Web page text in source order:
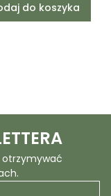
do koszyka
otrzymywać